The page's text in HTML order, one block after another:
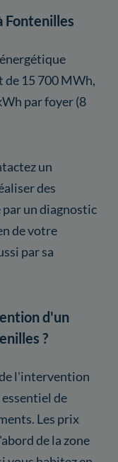
Fontenilles
de 15 700 MWh,
par foyer (8
un
des
par un diagnostic
de votre
par sa
d'un
?
l'intervention
de
Les prix
de la zone